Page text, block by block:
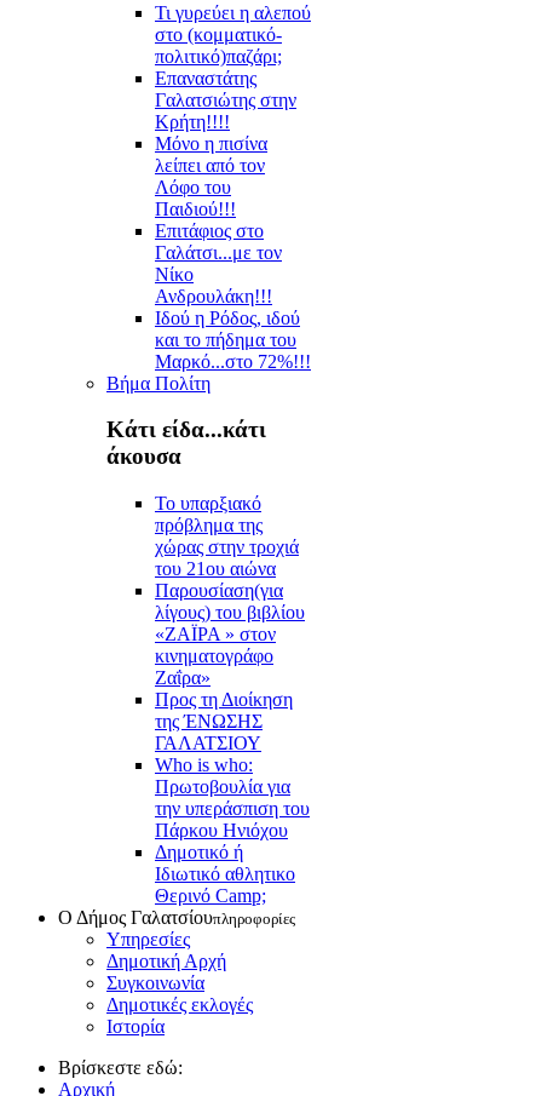
Τι γυρεύει η αλεπού
στο (κομματικό-
πολιτικό)παζάρι;
Επαναστάτης
Γαλατσιώτης στην
Κρήτη!!!!
Μόνο η πισίνα
λείπει από τον
Λόφο του
Παιδιού!!!
Επιτάφιος στο
Γαλάτσι...με τον
Νίκο
Ανδρουλάκη!!!
Ιδού η Ρόδος, ιδού
και το πήδημα του
Μαρκό...στο 72%!!!
Βήμα Πολίτη
Κάτι είδα...κάτι
άκουσα
Το υπαρξιακό
πρόβλημα της
χώρας στην τροχιά
του 21ου αιώνα
Παρουσίαση(για
λίγους) του βιβλίου
«ΖΑΪΡΑ » στον
κινηματογράφο
Ζαΐρα»
Προς τη Διοίκηση
της ΈΝΩΣΗΣ
ΓΑΛΑΤΣΙΟΥ
Who is who:
Πρωτοβουλία για
την υπεράσπιση του
Πάρκου Ηνιόχου
Δημοτικό ή
Ιδιωτικό αθλητικο
Θερινό Camp;
Ο Δήμος Γαλατσίουπληροφορίες
Υπηρεσίες
Δημοτική Αρχή
Συγκοινωνία
Δημοτικές εκλογές
Ιστορία
Βρίσκεστε εδώ:
Αρχική